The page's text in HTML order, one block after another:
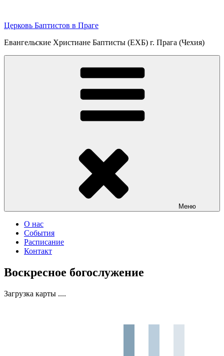
содержимому
Церковь Баптистов в Праге
Евангельские Христиане Баптисты (ЕХБ) г. Прага (Чехия)
Меню
О нас
События
Расписание
Контакт
Воскресное богослужение
Загрузка карты ....